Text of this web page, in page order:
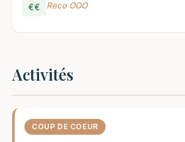
€€ Reco OOO
Activités
COUP DE COEUR